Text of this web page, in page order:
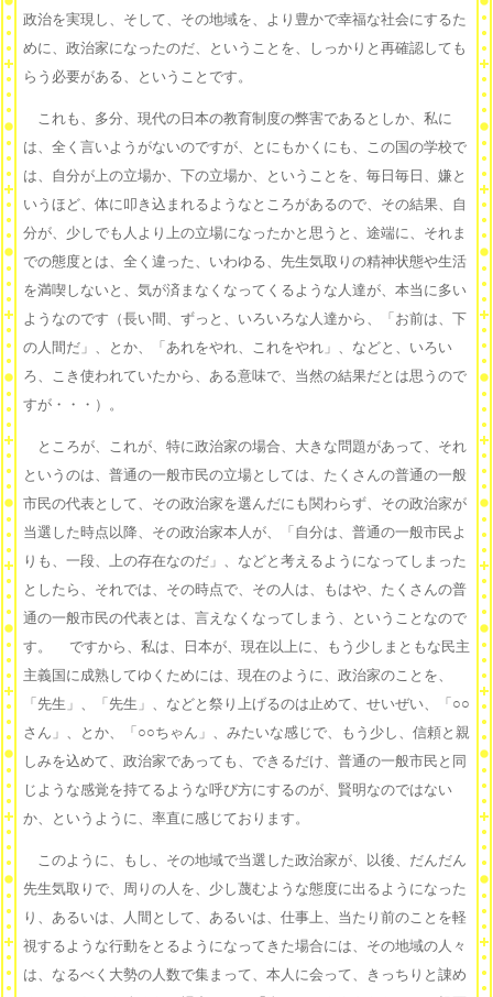
政治を実現し、そして、その地域を、より豊かで幸福な社会にするた
めに、政治家になったのだ、ということを、しっかりと再確認しても
らう必要がある、ということです。
これも、多分、現代の日本の教育制度の弊害であるとしか、私に
は、全く言いようがないのですが、とにもかくにも、この国の学校で
は、自分が上の立場か、下の立場か、ということを、毎日毎日、嫌と
いうほど、体に叩き込まれるようなところがあるので、その結果、自
分が、少しでも人より上の立場になったかと思うと、途端に、それま
での態度とは、全く違った、いわゆる、先生気取りの精神状態や生活
を満喫しないと、気が済まなくなってくるような人達が、本当に多い
ようなのです（長い間、ずっと、いろいろな人達から、「お前は、下
の人間だ」、とか、「あれをやれ、これをやれ」、などと、いろい
ろ、こき使われていたから、ある意味で、当然の結果だとは思うので
すが・・・）。
ところが、これが、特に政治家の場合、大きな問題があって、それ
というのは、普通の一般市民の立場としては、たくさんの普通の一般
市民の代表として、その政治家を選んだにも関わらず、その政治家が
当選した時点以降、その政治家本人が、「自分は、普通の一般市民よ
りも、一段、上の存在なのだ」、などと考えるようになってしまった
としたら、それでは、その時点で、その人は、もはや、たくさんの普
通の一般市民の代表とは、言えなくなってしまう、ということなので
す。 ですから、私は、日本が、現在以上に、もう少しまともな民主
主義国に成熟してゆくためには、現在のように、政治家のことを、
「先生」、「先生」、などと祭り上げるのは止めて、せいぜい、「○○
さん」、とか、「○○ちゃん」、みたいな感じで、もう少し、信頼と親
しみを込めて、政治家であっても、できるだけ、普通の一般市民と同
じような感覚を持てるような呼び方にするのが、賢明なのではない
か、というように、率直に感じております。
このように、もし、その地域で当選した政治家が、以後、だんだん
先生気取りで、周りの人を、少し蔑むような態度に出るようになった
り、あるいは、人間として、あるいは、仕事上、当たり前のことを軽
視するような行動をとるようになってきた場合には、その地域の人々
は、なるべく大勢の人数で集まって、本人に会って、きっちりと諌め